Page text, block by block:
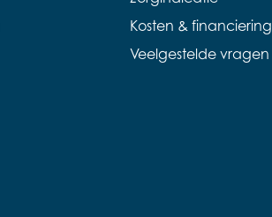
Kosten & financiering
Veelgestelde vragen